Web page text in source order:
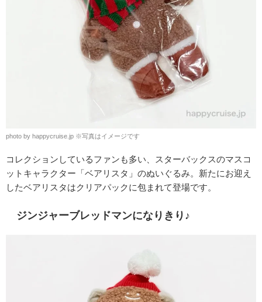
photo by happycruise.jp ※写真はイメージです
コレクションしているファンも多い、スターバックスのマスコ
ットキャラクター「ベアリスタ」のぬいぐるみ。新たにお迎え
したベアリスタはクリアパックに包まれて登場です。
ジンジャーブレッドマンになりきり♪